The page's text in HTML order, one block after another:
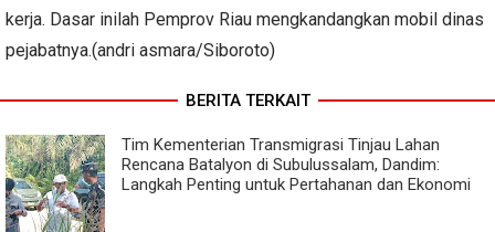
kerja. Dasar inilah Pemprov Riau mengkandangkan mobil dinas
pejabatnya.(andri asmara/Siboroto)
BERITA TERKAIT
Tim Kementerian Transmigrasi Tinjau Lahan
Rencana Batalyon di Subulussalam, Dandim:
Langkah Penting untuk Pertahanan dan Ekonomi